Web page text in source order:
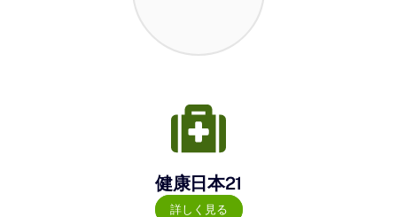
健康日本21
詳しく見る